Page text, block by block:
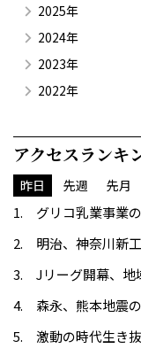
2025年
2024年
2023年
2022年
アクセスランキ
昨日 先週 先月
グリコ乳業事業
明治、神奈川新
Jリーグ開幕、地
森永、熊本地震
激動の時代生き